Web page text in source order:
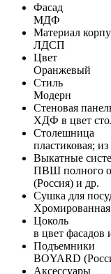
Фасад
МДФ
Материал
ЛДСП
Цвет
Оранжевый
Стиль
Модерн
Стеновая
ХДФ в цвет
Столешница
пластиковая;
Выкатные
ПВШ полного
(Россия) и др.
Сушка для
Хромированная
Цоколь
в цвет фасадов
Подъемники
BOYARD
Аксессуары